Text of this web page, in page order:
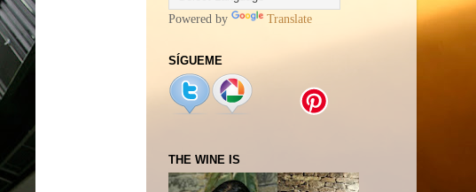
Powered by Translate
SÍGUEME
THE WINE IS